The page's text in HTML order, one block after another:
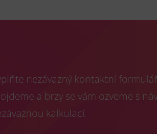
nezávazný kontaktní
a brzy se vám ozveme s
kalkulací.